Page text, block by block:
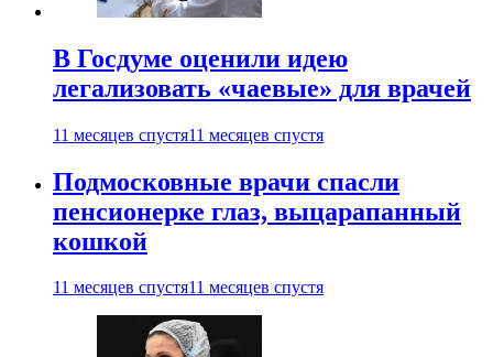
В Госдуме оценили идею
легализовать «чаевые» для врачей
11 месяцев спустя11 месяцев спустя
Подмосковные врачи спасли
пенсионерке глаз, выцарапанный
кошкой
11 месяцев спустя11 месяцев спустя